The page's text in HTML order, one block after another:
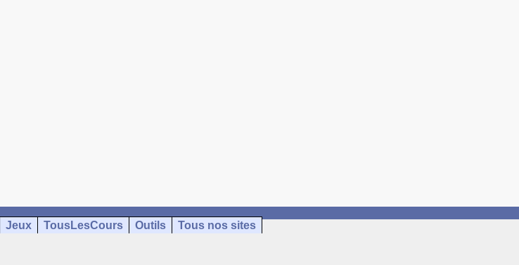
Jeux TousLesCours Outils Tous nos sites